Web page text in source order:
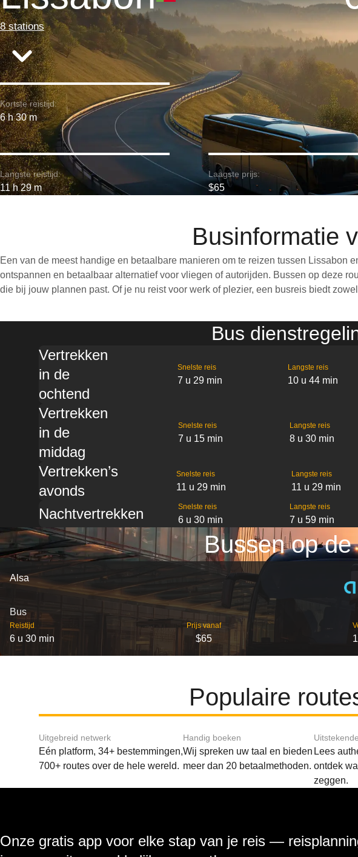
8 stations
Kortste reistijd:
6 h 30 m
Langste reistijd:
11 h 29 m
Laagste prijs:
$65
Businformatie
Een van de meest handige en betaalbare manieren om te reizen tussen Lissabon
ontspannen en betaalbaar alternatief voor vliegen of autorijden. Bussen op deze
die bij jouw plannen past. Of je nu reist voor werk of plezier, een busreis biedt
Bus
Vertrekken
in de
ochtend
Snelste reis
7 u 29 min
Langste reis
10 u 44 min
Vertrekken
in de
middag
Snelste reis
7 u 15 min
Langste reis
8 u 30 min
Vertrekken’s
avonds
Snelste reis
11 u 29 min
Langste reis
11 u 29 min
Nachtvertrekken Snelste reis
6 u 30 min
Langste reis
7 u 59 min
Bussen op
Alsa
Bus
Reistijd
6 u 30 min
Prijs vanaf
$65
Populaire
Uitgebreid netwerk
Eén platform, 34+ bestemmingen,
700+ routes over de hele wereld.
Handig boeken
Wij spreken uw taal en bieden
meer dan 20 betaalmethoden.
Lees
ontdek
zeggen.
Onze gratis app voor elke stap van je reis —